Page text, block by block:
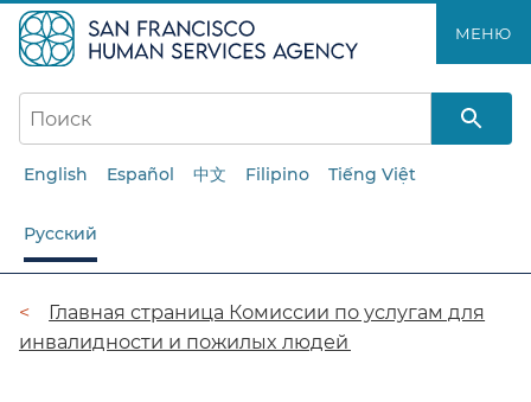
к
основному
содержанию​​
МЕНЮ​​
English Español 中文 Filipino Tiếng Việt
Русский
Цепочка
навигации​​
Главная страница Комиссии по услугам для
инвалидности и пожилых людей​​